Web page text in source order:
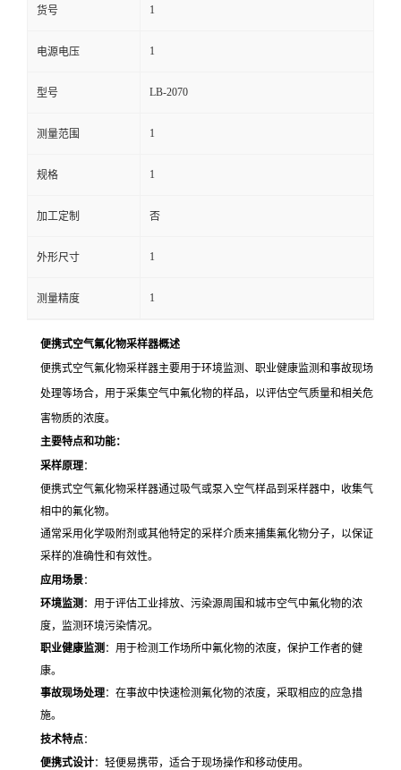
线
留
货号 1
电源电压 1
型号 LB-2070
测量范围 1
规格 1
加工定制 否
外形尺寸 1
测量精度 1
便携式空气氟化物采样器概述
便携式空气氟化物采样器主要用于环境监测、职业健康监测和事故现场
处理等场合，用于采集空气中氟化物的样品，以评估空气质量和相关危
害物质的浓度。
主要特点和功能：
采样原理：
便携式空气氟化物采样器通过吸气或泵入空气样品到采样器中，收集气
相中的氟化物。
通常采用化学吸附剂或其他特定的采样介质来捕集氟化物分子，以保证
采样的准确性和有效性。
应用场景：
环境监测 ：用于评估工业排放、污染源周围和城市空气中氟化物的浓
度，监测环境污染情况。
职业健康监测 ：用于检测工作场所中氟化物的浓度，保护工作者的健
康。
事故现场处理：在事故中快速检测氟化物的浓度，采取相应的应急措
施。
技术特点：
便携式设计：轻便易携带，适合于现场操作和移动使用。